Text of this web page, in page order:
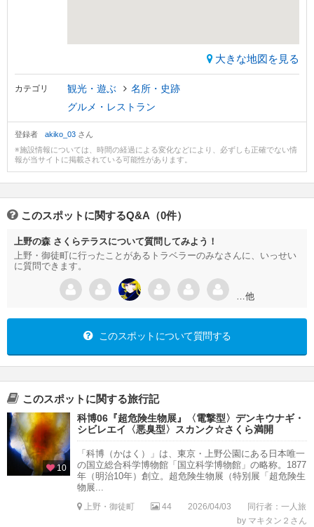
大きな地図を見る
カテゴリ 観光・遊ぶ
名所・史跡
グルメ・レストラン
登録者 akiko_03 さん
※施設情報については、時間の経過による変化などにより、必ずしも正確でない情
報が当サイトに掲載されている可能性があります。
このスポットに関するQ&A（0件）
上野の森 さくらテラスについて質問してみよう！
上野・御徒町に行ったことがあるトラベラーのみなさんに、いっせい
に質問できます。
…他
このスポットについて質問する
このスポットに関する旅行記
10
科博06『超危険生物展』〈電撃型〉デンキウナギ・
シビレエイ〈悪臭型〉スカンク☆さくら満開
「科博（かはく）」は、東京・上野公園にある日本唯一
の国立総合科学博物館「国立科学博物館」の略称。1877
年（明治10年）創立。超危険生物展（特別展「超危険生
物展...
上野・御徒町 44 2026/04/03
同行者：一人旅
by マキタン２さん